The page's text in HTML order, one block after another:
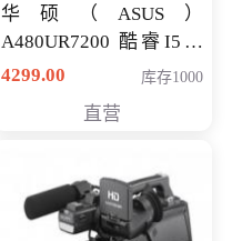
华硕（ASUS）
A480UR7200 酷睿I5超
薄学生办公游戏独显笔
NV930-2G独
4299.00 库存1000
直营